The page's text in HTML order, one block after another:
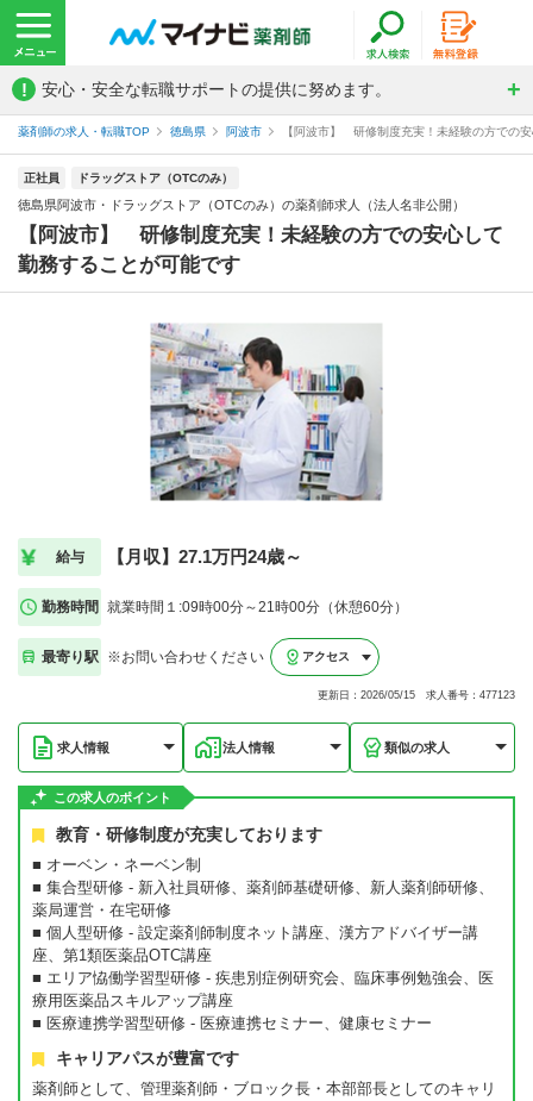
! 安心・安全な転職サポートの提供に努めます。
薬剤師の求人・転職TOP 徳島県 阿波市 【阿波市】 研修制度充実！未経験の方での
正社員 ドラッグストア（OTCのみ）
徳島県阿波市・ドラッグストア（OTCのみ）の薬剤師求人（法人名非公開）
【阿波市】 研修制度充実！未経験の方での安心して
勤務することが可能です
給与 【月収】27.1万円24歳～
勤務時間 就業時間１:09時00分～21時00分（休憩60分）
最寄り駅 ※お問い合わせください アクセス
更新日：2026/05/15 求人番号：477123
求人情報 法人情報 類似の求人
この求人のポイント
教育・研修制度が充実しております
■ オーベン・ネーベン制
■ 集合型研修 - 新入社員研修、薬剤師基礎研修、新人薬剤師研修、
薬局運営・在宅研修
■ 個人型研修 - 設定薬剤師制度ネット講座、漢方アドバイザー講
座、第1類医薬品OTC講座
■ エリア恊働学習型研修 - 疾患別症例研究会、臨床事例勉強会、医
療用医薬品スキルアップ講座
■ 医療連携学習型研修 - 医療連携セミナー、健康セミナー
キャリアパスが豊富です
薬剤師として、管理薬剤師・ブロック長・本部部長としてのキャリ